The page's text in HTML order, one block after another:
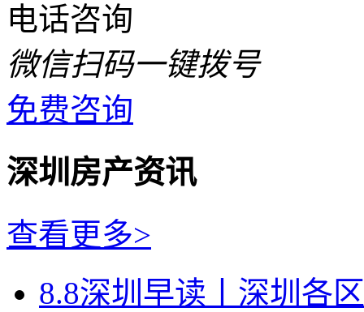
电话咨询
微信扫码一键拨号
免费咨询
深圳房产资讯
查看更多>
8.8深圳早读丨深圳各